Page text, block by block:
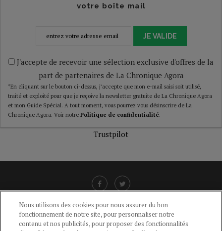
votre boîte mail
JE VALIDE
J'accepte de recevoir une sélection exclusive d'offres de la
part de partenaires de La Chronique Agora
*En cliquant sur le bouton ci-dessus, j’accepte que mon e-mail saisi soit utilisé,
traité et exploité pour que je reçoive la newsletter gratuite de La Chronique Agora
et mon Guide Spécial. A tout moment, vous pourrez vous désinscrire de La
Chronique Agora. Voir notre Politique de confidentialité.
Trustpilot
Nous utilisons des cookies pour nous assurer du bon
fonctionnement de notre site, pour personnaliser notre
contenu et nos publicités, pour proposer des fonctionnalités